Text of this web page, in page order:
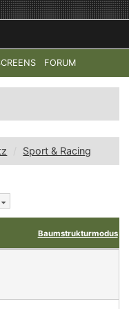
FORUM
4 HALO:
Sport & Racing
Baumstrukturmodus